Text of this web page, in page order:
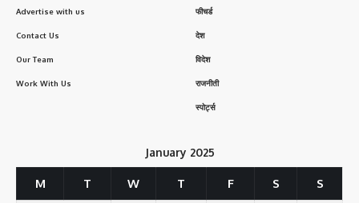
Advertise with us
Contact Us
Our Team
Work With Us
फीचर्ड
देश
विदेश
राजनीती
स्पोर्ट्स
January 2025
M T W T F S S